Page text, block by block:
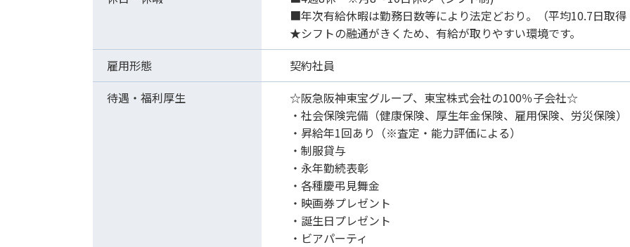
■年次有給休暇は勤務日数等により法定どおり。（平均10.7日取得
★シフトの融通がきくため、有給が取りやすい環境です。
雇用形態
契約社員
待遇・福利厚生
☆阪急阪神東宝グループ、東宝株式会社の100％子会社☆
・社会保険完備（健康保険、厚生年金保険、雇用保険、労災保険）
・昇給年1回あり（※査定・能力評価による）
・制服貸与
・永年勤続表彰
・各種慶弔見舞金
・映画券プレゼント
・誕生日プレゼント
・ビアパーティ